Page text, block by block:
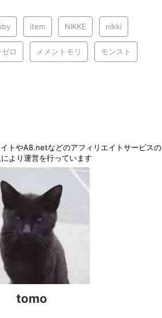
item NIKKE nikki
ロ メメントモリ モンスト
トやA8.netなどのアフィリエイトサービスの
より運営を行っています
tomo